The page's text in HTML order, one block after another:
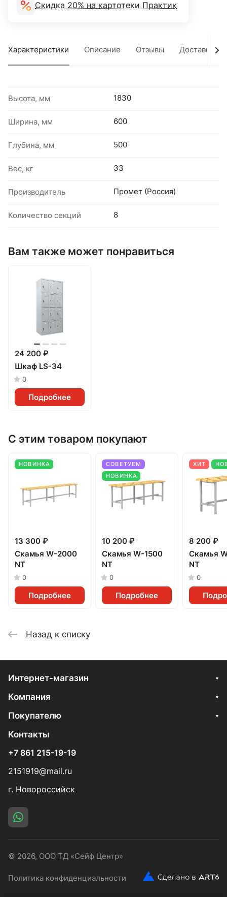
Скидка 20% на картотеки Практик
Характеристики Описание Отзывы Доставка
Высота, мм 1830
Ширина, мм 600
Глубина, мм 500
Вес, кг 33
Производитель Промет (Россия)
Количество секций 8
Вам также может понравиться
24 200 ₽
Шкаф LS-34
0
Подробнее
С этим товаром покупают
НОВИНКА
13 300 ₽
Скамья W-2000
NT
0
Подробнее
СОВЕТУЕМ
НОВИНКА
10 200 ₽
Скамья W-1500
NT
0
Подробнее
ХИТ
8 200 ₽
Скамья
NT
0
Назад к списку
Интернет-магазин
Компания
Покупателю
Контакты
+7 861 215-19-19
2151919@mail.ru
г. Новороссийск
© 2026, ООО ТД «Сейф Центр»
Политика конфиденциальности